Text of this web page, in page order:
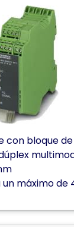
con bloque
máximo de